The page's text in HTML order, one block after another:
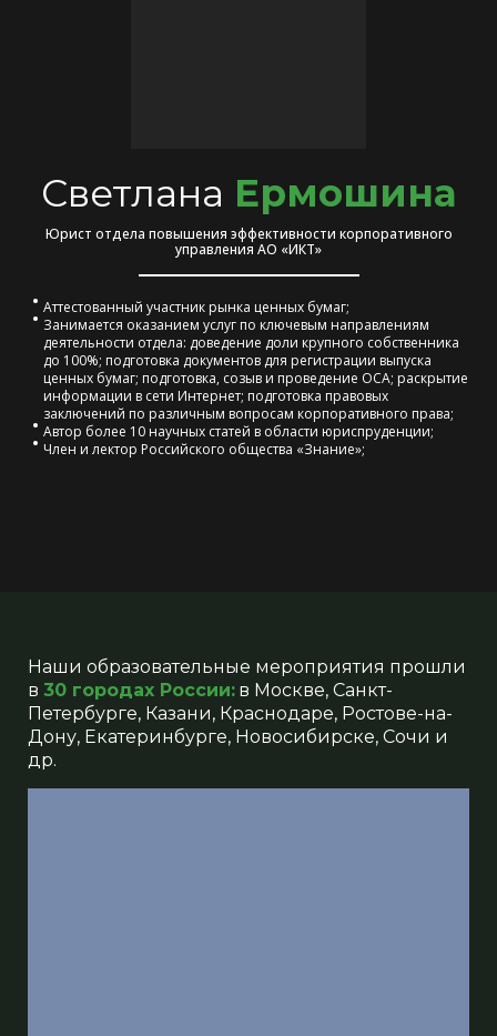
Светлана Ермошина
Юрист отдела повышения эффективности корпоративного
управления АО «ИКТ»
Аттестованный участник рынка ценных бумаг;
Занимается оказанием услуг по ключевым направлениям
деятельности отдела: доведение доли крупного собственника
до 100%; подготовка документов для регистрации выпуска
ценных бумаг; подготовка, созыв и проведение ОСА; раскрытие
информации в сети Интернет; подготовка правовых
заключений по различным вопросам корпоративного права;
Автор более 10 научных статей в области юриспруденции;
Член и лектор Российского общества «Знание»;
Наши образовательные мероприятия прошли
в 30 городах России::в Москве, Санкт-
Петербурге, Казани, Краснодаре, Ростове-на-
Дону, Екатеринбурге, Новосибирске, Сочи и
др.